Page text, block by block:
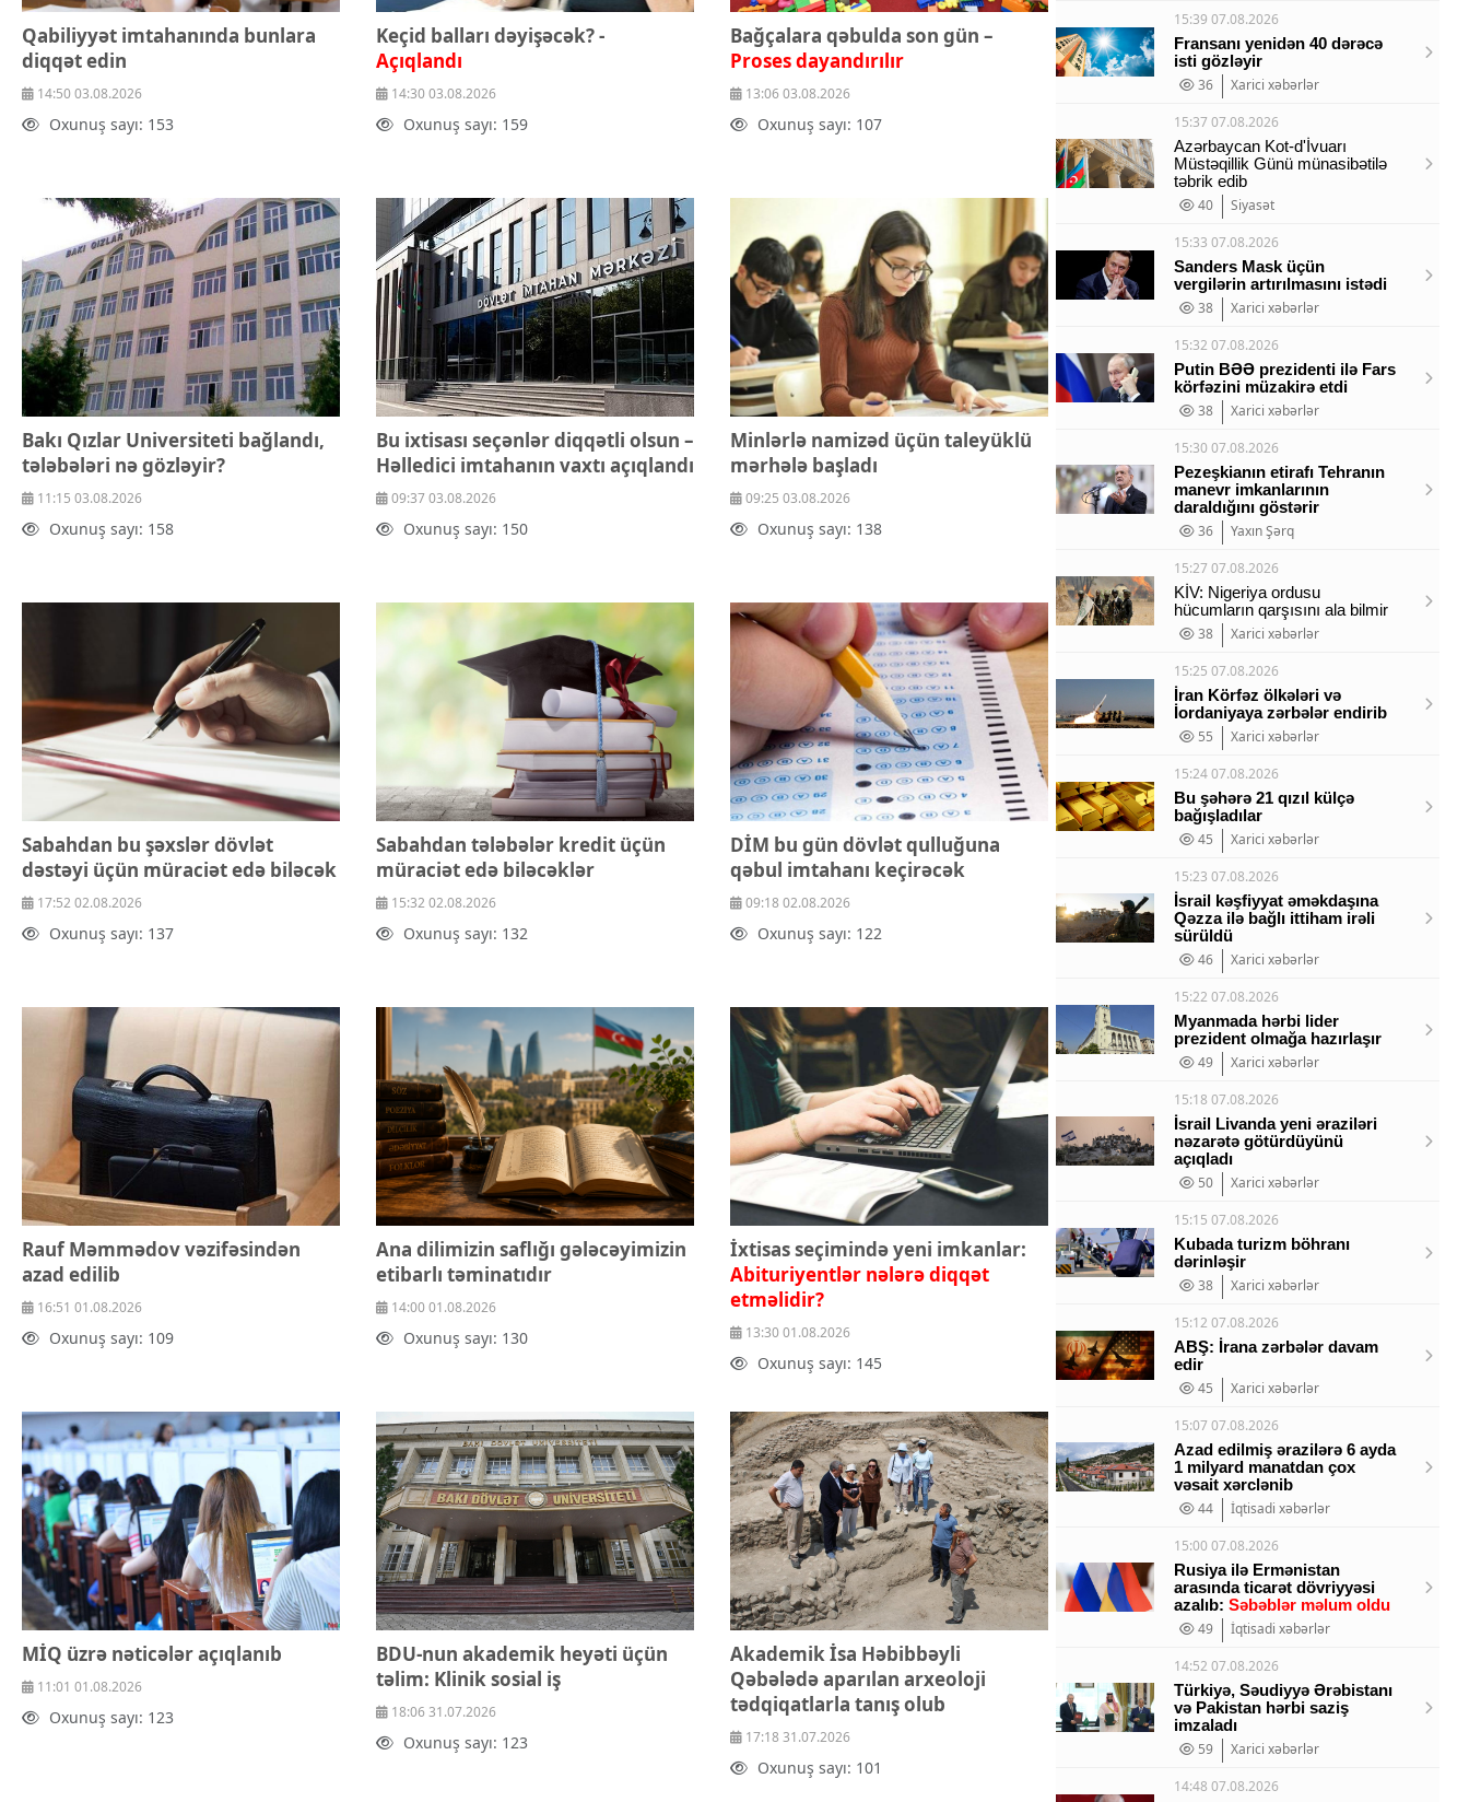
Qabiliyyət imtahanında bunlara
diqqət edin
14:50 03.08.2026
Oxunuş sayı: 153
Keçid balları dəyişəcək? -
Açıqlandı
14:30 03.08.2026
Oxunuş sayı: 159
Bağçalara qəbulda son gün –
Proses dayandırılır
13:06 03.08.2026
Oxunuş sayı: 107
Bakı Qızlar Universiteti bağlandı,
tələbələri nə gözləyir?
11:15 03.08.2026
Oxunuş sayı: 158
Bu ixtisası seçənlər diqqətli olsun –
Həlledici imtahanın vaxtı açıqlandı
09:37 03.08.2026
Oxunuş sayı: 150
Minlərlə namizəd üçün taleyüklü
mərhələ başladı
09:25 03.08.2026
Oxunuş sayı: 138
Sabahdan bu şəxslər dövlət
dəstəyi üçün müraciət edə biləcək
17:52 02.08.2026
Oxunuş sayı: 137
Sabahdan tələbələr kredit üçün
müraciət edə biləcəklər
15:32 02.08.2026
Oxunuş sayı: 132
DİM bu gün dövlət qulluğuna
qəbul imtahanı keçirəcək
09:18 02.08.2026
Oxunuş sayı: 122
Rauf Məmmədov vəzifəsindən
azad edilib
16:51 01.08.2026
Oxunuş sayı: 109
Ana dilimizin saflığı gələcəyimizin
etibarlı təminatıdır
14:00 01.08.2026
Oxunuş sayı: 130
İxtisas seçimində yeni imkanlar:
Abituriyentlər nələrə diqqət
etməlidir?
13:30 01.08.2026
Oxunuş sayı: 145
MİQ üzrə nəticələr açıqlanıb
11:01 01.08.2026
Oxunuş sayı: 123
BDU-nun akademik heyəti üçün
təlim: Klinik sosial iş
18:06 31.07.2026
Oxunuş sayı: 123
Akademik İsa Həbibbəyli
Qəbələdə aparılan arxeoloji
tədqiqatlarla tanış olub
17:18 31.07.2026
Oxunuş sayı: 101
15:39 07.08.2026
Fransanı yenidən 40 dərəcə
isti gözləyir
36
Xarici xəbərlər
15:37 07.08.2026
Azərbaycan Kot-d'İvuarı
Müstəqillik Günü münasibətilə
təbrik edib
40
Siyasət
15:33 07.08.2026
Sanders Mask üçün
vergilərin artırılmasını istədi
38
Xarici xəbərlər
15:32 07.08.2026
Putin BƏƏ prezidenti ilə Fars
körfəzini müzakirə etdi
38
Xarici xəbərlər
15:30 07.08.2026
Pezeşkianın etirafı Tehranın
manevr imkanlarının
daraldığını göstərir
36
Yaxın Şərq
15:27 07.08.2026
KİV: Nigeriya ordusu
hücumların qarşısını ala bilmir
38
Xarici xəbərlər
15:25 07.08.2026
İran Körfəz ölkələri və
İordaniyaya zərbələr endirib
55
Xarici xəbərlər
15:24 07.08.2026
Bu şəhərə 21 qızıl külçə
bağışladılar
45
Xarici xəbərlər
15:23 07.08.2026
İsrail kəşfiyyat əməkdaşına
Qəzza ilə bağlı ittiham irəli
sürüldü
46
Xarici xəbərlər
15:22 07.08.2026
Myanmada hərbi lider
prezident olmağa hazırlaşır
49
Xarici xəbərlər
15:18 07.08.2026
İsrail Livanda yeni əraziləri
nəzarətə götürdüyünü
açıqladı
50
Xarici xəbərlər
15:15 07.08.2026
Kubada turizm böhranı
dərinləşir
38
Xarici xəbərlər
15:12 07.08.2026
ABŞ: İrana zərbələr davam
edir
45
Xarici xəbərlər
15:07 07.08.2026
Azad edilmiş ərazilərə 6 ayda
1 milyard manatdan çox
vəsait xərclənib
44
İqtisadi xəbərlər
15:00 07.08.2026
Rusiya ilə Ermənistan
arasında ticarət dövriyyəsi
azalıb: Səbəblər məlum oldu
49
İqtisadi xəbərlər
14:52 07.08.2026
Türkiyə, Səudiyyə Ərəbistanı
və Pakistan hərbi saziş
imzaladı
59
Xarici xəbərlər
14:48 07.08.2026